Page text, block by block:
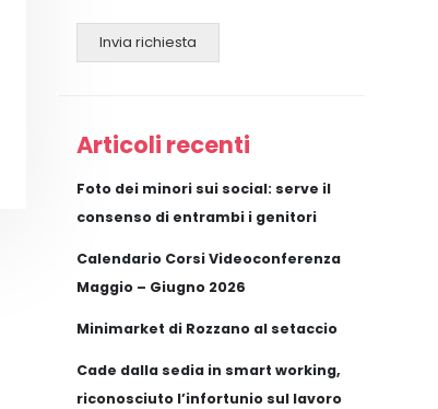
Invia richiesta
Articoli recenti
Foto dei minori sui social: serve il
consenso di entrambi i genitori
Calendario Corsi Videoconferenza
Maggio – Giugno 2026
Minimarket di Rozzano al setaccio
Cade dalla sedia in smart working,
riconosciuto l’infortunio sul lavoro